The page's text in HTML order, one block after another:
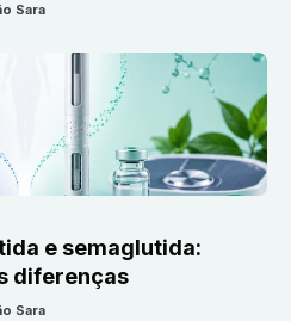
Sara
e semaglutida:
diferenças
Sara